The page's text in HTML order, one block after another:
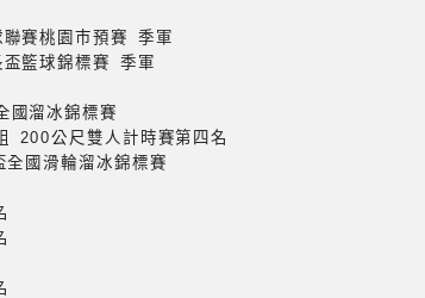
賽桃園巿預賽 季軍
籃球錦標賽 季軍
國溜冰錦標賽
200公尺雙人計時賽第四名
國滑輪溜冰錦標賽